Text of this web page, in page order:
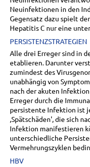
Neuinfektionen in den
Gegensatz dazu spielt
Hepatitis C nur eine
PERSISTENZSTRATEGIEN
Alle drei Erreger sind in
etablieren. Darunter
zumindest des
unabhängig von
nach der akuten
Erreger durch die
persistente Infektion ist
‚Spätschäden', die sich
Infektion manifestieren
unterschiedliche
Vermehrungszyklen
HBV